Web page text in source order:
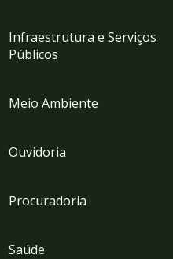
Infraestrutura e Serviços
Públicos
Meio Ambiente
Ouvidoria
Procuradoria
Saúde